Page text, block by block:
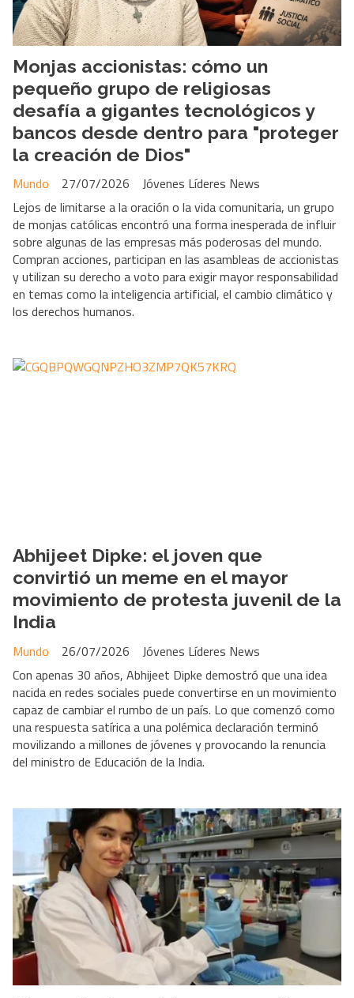
Monjas accionistas: cómo un
pequeño grupo de religiosas
desafía a gigantes tecnológicos y
bancos desde dentro para "proteger
la creación de Dios"
Jóvenes Líderes News
Mundo
27/07/2026
Lejos de limitarse a la oración o la vida comunitaria, un grupo
de monjas católicas encontró una forma inesperada de influir
sobre algunas de las empresas más poderosas del mundo.
Compran acciones, participan en las asambleas de accionistas
y utilizan su derecho a voto para exigir mayor responsabilidad
en temas como la inteligencia artificial, el cambio climático y
los derechos humanos.
Abhijeet Dipke: el joven que
convirtió un meme en el mayor
movimiento de protesta juvenil de la
India
Jóvenes Líderes News
Mundo
26/07/2026
Con apenas 30 años, Abhijeet Dipke demostró que una idea
nacida en redes sociales puede convertirse en un movimiento
capaz de cambiar el rumbo de un país. Lo que comenzó como
una respuesta satírica a una polémica declaración terminó
movilizando a millones de jóvenes y provocando la renuncia
del ministro de Educación de la India.